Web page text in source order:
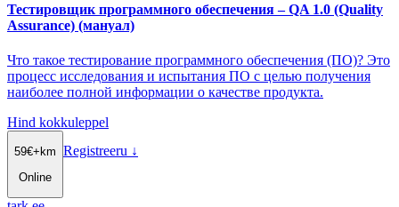
Тестировщик программного обеспечения – QA 1.0 (Quality
Assurance) (мануал)
Что такое тестирование программного обеспечения (ПО)? Это
процесс исследования и испытания ПО с целью получения
наиболее полной информации о качестве продукта.
Hind kokkuleppel
59€+km
Online
Registreeru ↓